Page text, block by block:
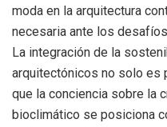
moda en la arquitectura
necesaria ante los
La integración de la
arquitectónicos no solo es
que la conciencia sobre la
bioclimático se posiciona